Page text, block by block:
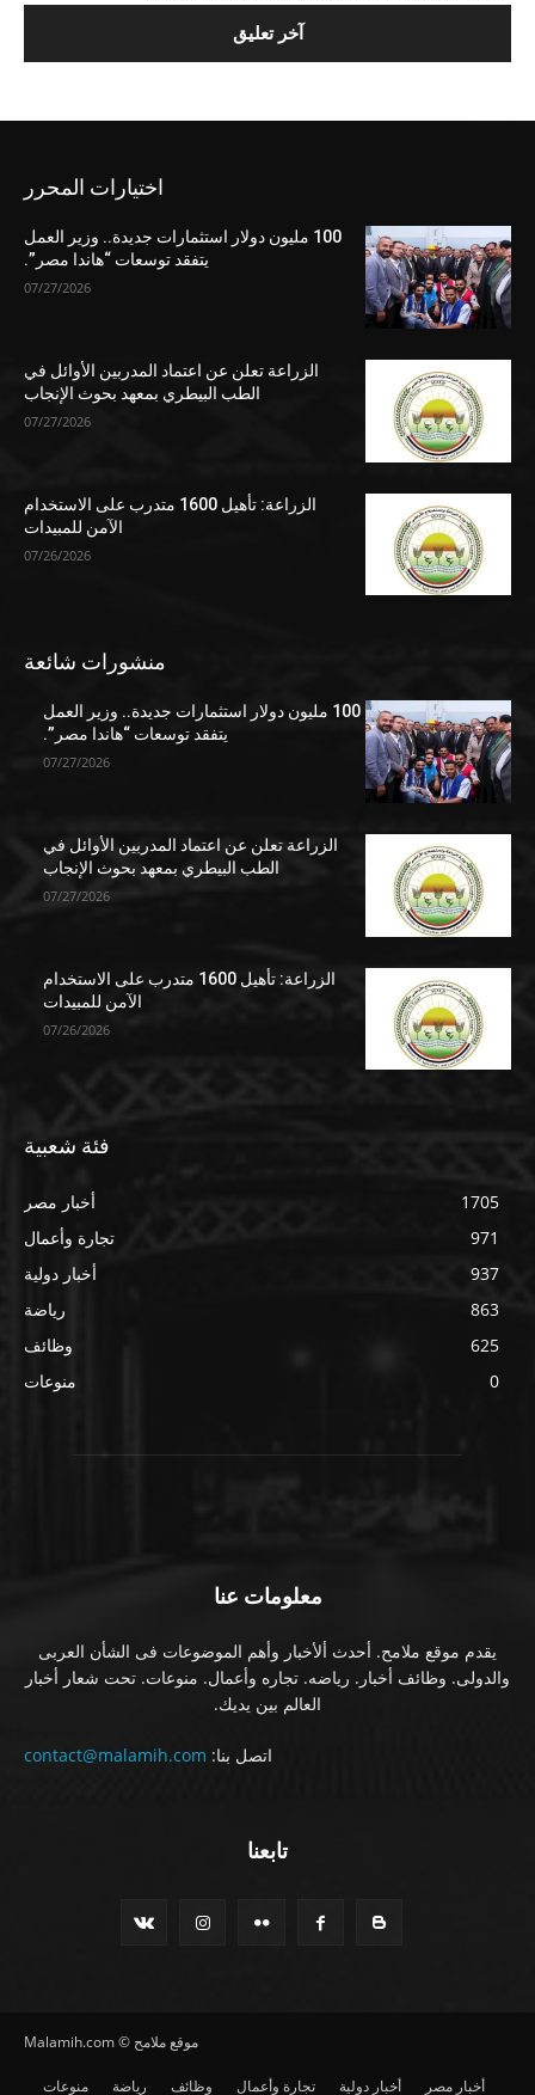
اختيارات المحرر
100 مليون دولار استثمارات جديدة.. وزير العمل
يتفقد توسعات “هاندا مصر”.
07/27/2026
الزراعة تعلن عن اعتماد المدربين الأوائل في
الطب البيطري بمعهد بحوث الإنجاب
07/27/2026
الزراعة: تأهيل 1600 متدرب على الاستخدام
الآمن للمبيدات
07/26/2026
منشورات شائعة
100 مليون دولار استثمارات جديدة.. وزير العمل
يتفقد توسعات “هاندا مصر”.
07/27/2026
الزراعة تعلن عن اعتماد المدربين الأوائل في
الطب البيطري بمعهد بحوث الإنجاب
07/27/2026
الزراعة: تأهيل 1600 متدرب على الاستخدام
الآمن للمبيدات
07/26/2026
فئة شعبية
أخبار مصر
1705
تجارة وأعمال
971
أخبار دولية
937
رياضة
863
وظائف
625
منوعات
0
معلومات عنا
يقدم موقع ملامح. أحدث ألأخبار وأهم الموضوعات فى الشأن العربى
والدولى. وظائف أخبار. رياضه. تجاره وأعمال. منوعات. تحت شعار أخبار
العالم بين يديك.
اتصل بنا: contact@malamih.com
تابعنا
موقع ملامح © Malamih.com
أخبار مصر أخبار دولية تجارة وأعمال وظائف رياضة منوعات